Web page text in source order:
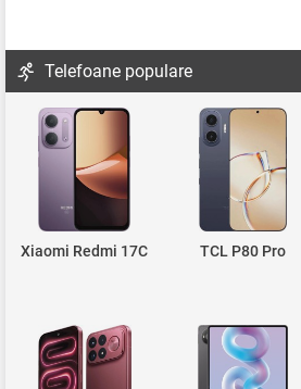
Telefoane populare
Xiaomi Redmi 17C TCL P80 Pro